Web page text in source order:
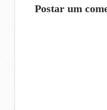
Postar um